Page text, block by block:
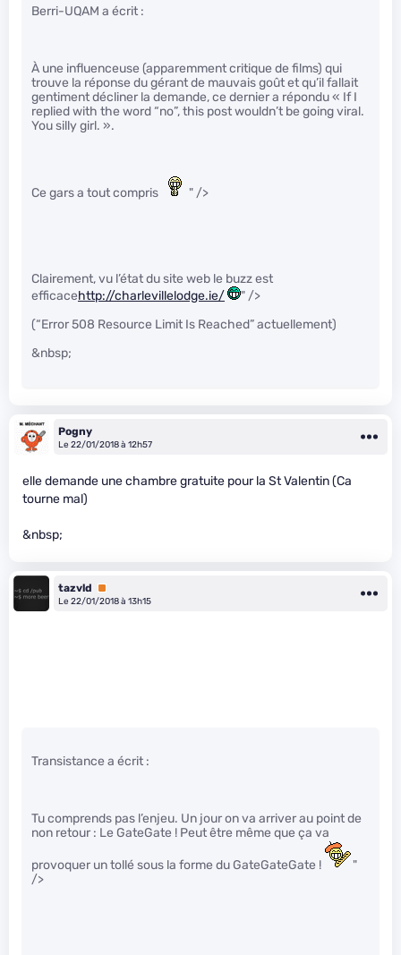
Berri-UQAM a écrit :
À une influenceuse (apparemment critique de films) qui
trouve la réponse du gérant de mauvais goût et qu’il fallait
gentiment décliner la demande, ce dernier a répondu « If I
replied with the word “no”, this post wouldn’t be going viral.
You silly girl. ».
Ce gars a tout compris " />
Clairement, vu l’état du site web le buzz est
efficacehttp://charlevillelodge.ie/
" />
(“Error 508 Resource Limit Is Reached” actuellement)
&nbsp;
Pogny
Le 22/01/2018 à 12h57
elle demande une chambre gratuite pour la St Valentin (Ca
tourne mal)
&nbsp;
tazvld
Premium
Le 22/01/2018 à 13h15
Transistance a écrit :
Tu comprends pas l’enjeu. Un jour on va arriver au point de
non retour : Le GateGate ! Peut être même que ça va
provoquer un tollé sous la forme du GateGateGate !
"
/>